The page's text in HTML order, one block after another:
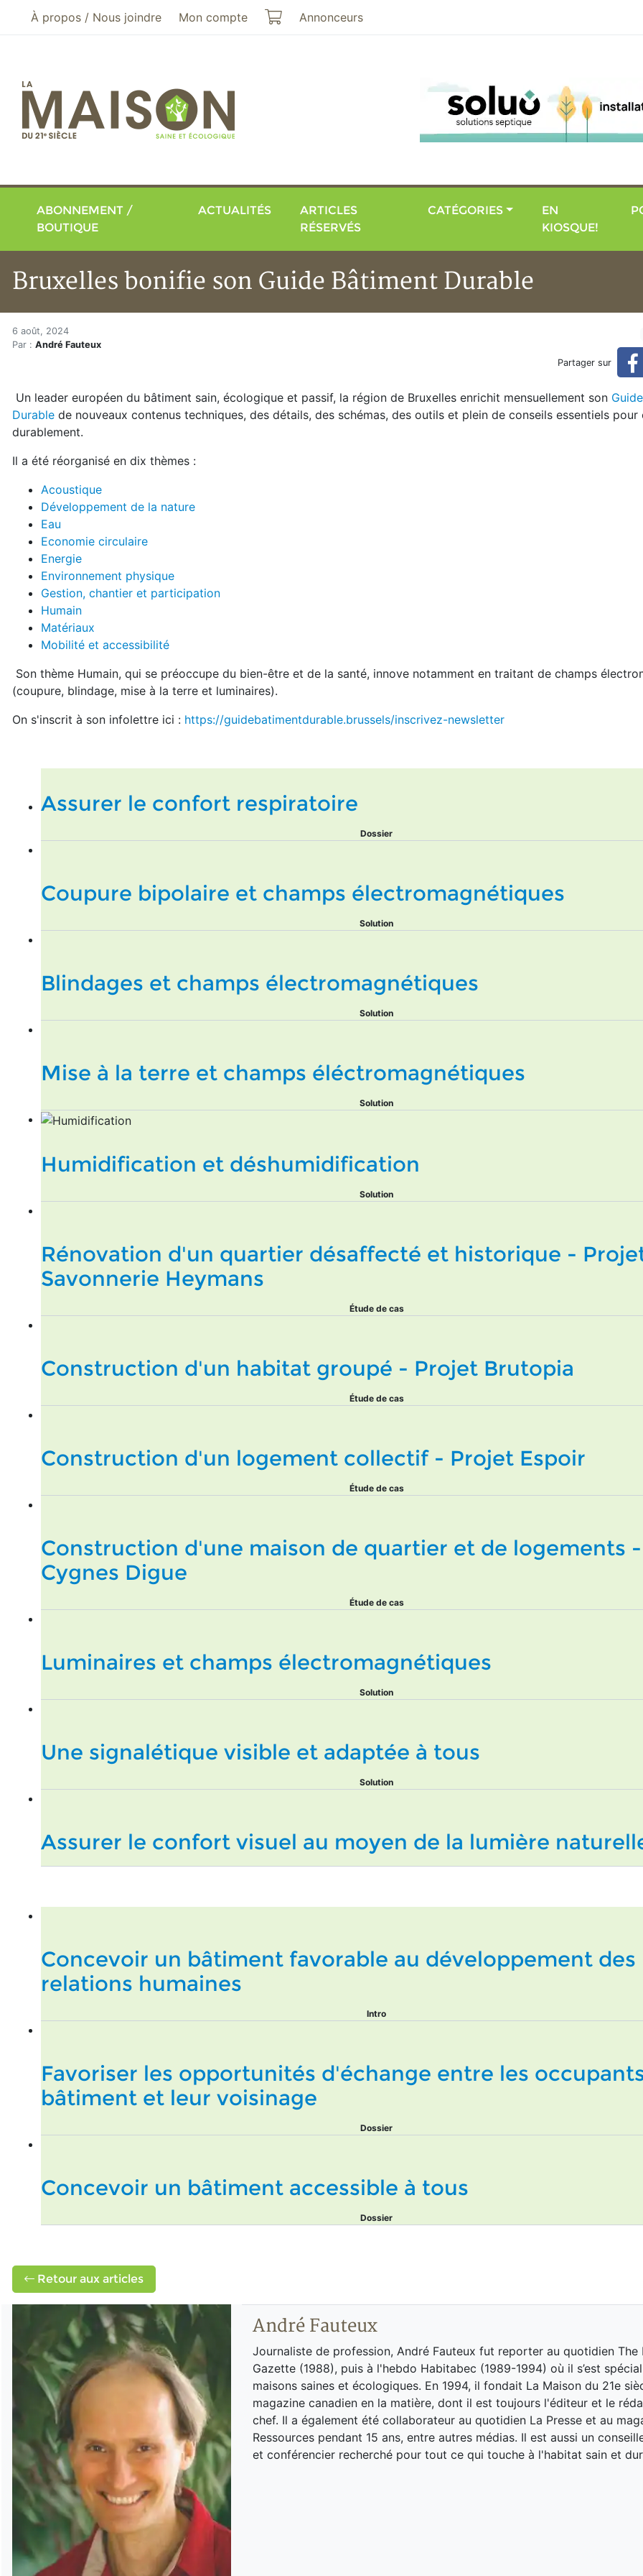
Aller au menu principal
Aller au contenu principal
À propos / Nous joindre Mon compte Mon panier
Annonceurs
ABONNEMENT /
BOUTIQUE
ACTUALITÉS
ARTICLES
RÉSERVÉS
CATÉGORIES
EN
KIOSQUE!
Bruxelles bonifie son Guide Bâtiment Durable
Accueil
Articles
Bruxelles bonifie son Guide Bâtiment Durable
Bruxelles bonifie son Guide Bâtiment Durable
6 août, 2024
Par : André Fauteux
Partager sur
Un leader européen du bâtiment sain, écologique et passif, la région de Bruxelles enrichit mensuellement son
Durable de nouveaux contenus techniques, des détails, des schémas, des outils et plein de conseils essentiels pour
durablement.
Il a été réorganisé en dix thèmes :
Acoustique
Développement de la nature
Eau
Economie circulaire
Energie
Environnement physique
Gestion, chantier et participation
Humain
Matériaux
Mobilité et accessibilité
Son thème Humain, qui se préoccupe du bien-être et de la santé, innove notamment en traitant de champs
(coupure, blindage, mise à la terre et luminaires).
On s'inscrit à son infolettre ici : https://guidebatimentdurable.brussels/inscrivez-newsletter
Assurer le confort respiratoire
Dossier
Coupure bipolaire et champs électromagnétiques
Solution
Blindages et champs électromagnétiques
Solution
Mise à la terre et champs éléctromagnétiques
Solution
Humidification et déshumidification
Solution
Rénovation d'un quartier désaffecté et historique -
Savonnerie Heymans
Étude de cas
Construction d'un habitat groupé - Projet Brutopia
Étude de cas
Construction d'un logement collectif - Projet Espoir
Étude de cas
Construction d'une maison de quartier et de logements
Cygnes Digue
Étude de cas
Luminaires et champs électromagnétiques
Solution
Une signalétique visible et adaptée à tous
Solution
Assurer le confort visuel au moyen de la lumière
Concevoir un bâtiment favorable au développement des
relations humaines
Intro
Favoriser les opportunités d'échange entre les
bâtiment et leur voisinage
Dossier
Concevoir un bâtiment accessible à tous
Dossier
Retour aux articles
André Fauteux
Journaliste de profession, André Fauteux fut reporter au quotidien The
Gazette (1988), puis à l'hebdo Habitabec (1989-1994) où il s’est
maisons saines et écologiques. En 1994, il fondait La Maison du 21e
magazine canadien en la matière, dont il est toujours l'éditeur et le
chef. Il a également été collaborateur au quotidien La Presse et au
Ressources pendant 15 ans, entre autres médias. Il est aussi un
et conférencier recherché pour tout ce qui touche à l'habitat sain et